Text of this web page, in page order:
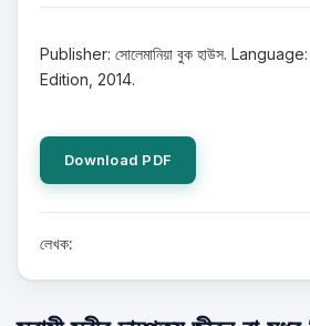
Publisher: সোলেমানিয়া বুক হাউস.
Edition, 2014.
Download PDF
লেখক: